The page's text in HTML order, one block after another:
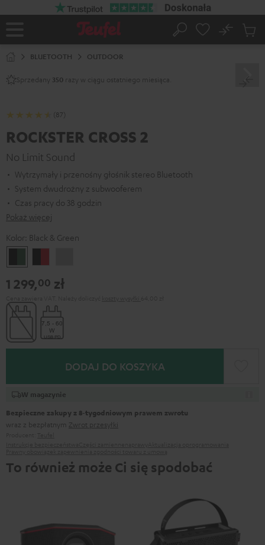
Strona
Szukaj
No
BLUETOOTH OUTDOOR
Sprzedany 350 razy w ciągu ostatniego miesiąca.
(87)
ROCKSTER CROSS 2
No Limit Sound
Wytrzymały i przenośny głośnik stereo Bluetooth
System dwudrożny z subwooferem
Czas pracy do 38 godzin
Pokaż więcej
Kolor: Black & Green
&
GreenRed
1 299,00 zł
DODAJ DO KOSZYKA
W magazynie
Bezpieczne zakupy z 8‑tygodniowym prawem zwrotu
wraz z bezpłatnym Zwrot przesyłki
To również może Ci się spodobać